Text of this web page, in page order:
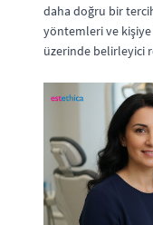
daha doğru bir
yöntemleri ve
üzerinde belirleyici